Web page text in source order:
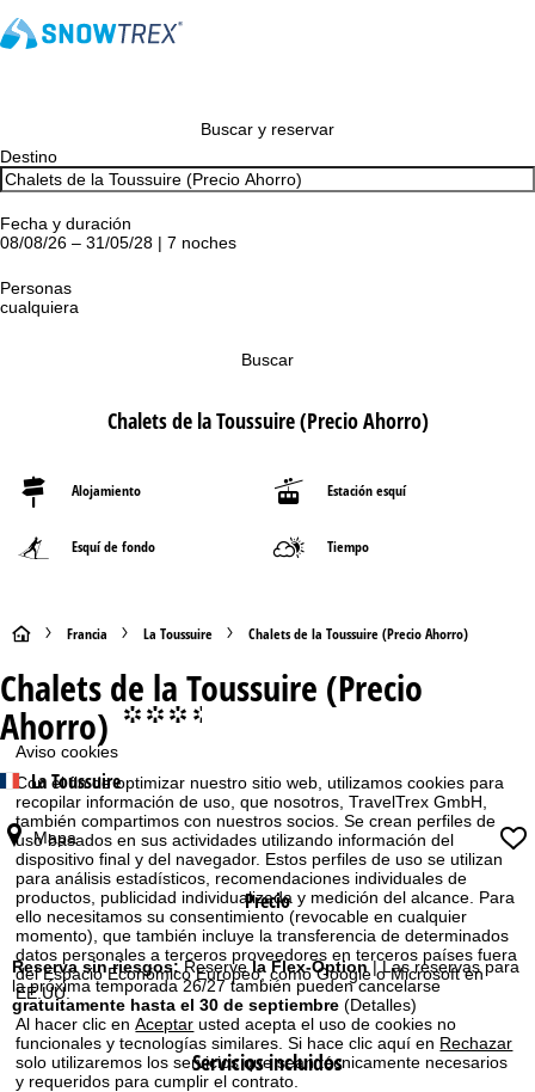
Aviso cookies
Con el fin de optimizar nuestro sitio web, utilizamos cookies para
recopilar información de uso, que nosotros, TravelTrex GmbH,
también compartimos con nuestros socios. Se crean perfiles de
uso basados en sus actividades utilizando información del
dispositivo final y del navegador. Estos perfiles de uso se utilizan
para análisis estadísticos, recomendaciones individuales de
productos, publicidad individualizada y medición del alcance. Para
ello necesitamos su consentimiento (revocable en cualquier
momento), que también incluye la transferencia de determinados
datos personales a terceros proveedores en terceros países fuera
del Espacio Económico Europeo, como Google o Microsoft en
EE.UU.
Al hacer clic enAceptar usted acepta el uso de cookies no
funcionales y tecnologías similares. Si hace clic aquí en Rechazar
solo utilizaremos los servicios que sean técnicamente necesarios
y requeridos para cumplir el contrato.
Buscar y reservar
Destino
Fecha y duración
08/08/26 – 31/05/28 | 7 noches
Personas
cualquiera
Buscar
Chalets de la Toussuire (Precio Ahorro)
Alojamiento Estación esquí
Esquí de fondo Tiempo
P
á
g
i
n
a
p
r
i
n
Francia La Toussuire Chalets de la Toussuire (Precio Ahorro)
Chalets de la Toussuire (Precio
Ahorro) °°°.
La Toussuire
Mapa
Precio
Reserva sin riesgos:Reservela Flex-Option| Las reservas para
la próxima temporada 26/27 también pueden cancelarse
gratuitamente hasta el 30 de septiembre (Detalles)
Servicios incluidos